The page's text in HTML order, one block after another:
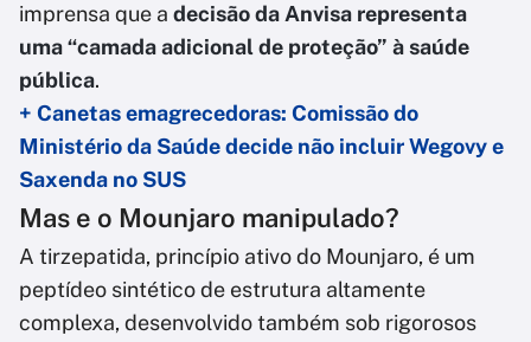
imprensa que a decisão da Anvisa representa
uma “camada adicional de proteção” à saúde
pública.
+ Canetas emagrecedoras: Comissão do
Ministério da Saúde decide não incluir Wegovy e
Saxenda no SUS
Mas e o Mounjaro manipulado?
A tirzepatida, princípio ativo do Mounjaro, é um
peptídeo sintético de estrutura altamente
complexa, desenvolvido também sob rigorosos